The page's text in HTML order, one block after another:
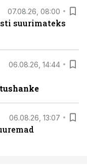
07.08.26, 08:00
suurimateks
06.08.26, 14:44
06.08.26, 13:07